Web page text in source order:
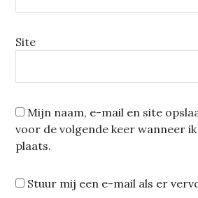
Site
Mijn naam, e-mail en site
voor de volgende keer wanneer
plaats.
Stuur mij een e-mail als er